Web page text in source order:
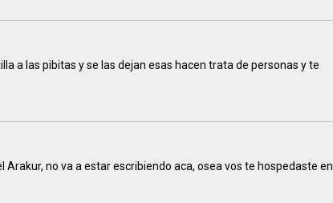
a las pibitas y se las dejan esas hacen trata de personas y te
Arakur, no va a estar escribiendo aca, osea vos te hospedaste en